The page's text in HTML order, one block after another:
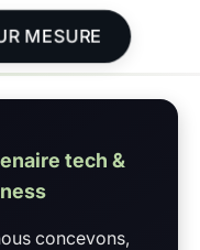
MESURE
tech &
concevons,